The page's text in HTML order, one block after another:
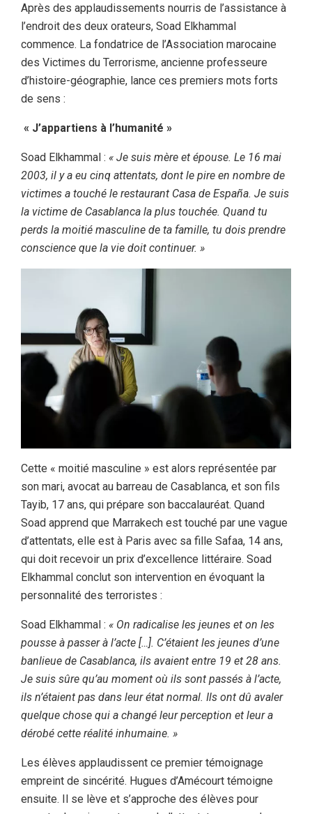
Après des applaudissements nourris de l’assistance à
l’endroit des deux orateurs, Soad Elkhammal
commence. La fondatrice de l’Association marocaine
des Victimes du Terrorisme, ancienne professeure
d’histoire-géographie, lance ces premiers mots forts
de sens :
« J’appartiens à l’humanité »
Soad Elkhammal : « Je suis mère et épouse. Le 16 mai
2003, il y a eu cinq attentats, dont le pire en nombre de
victimes a touché le restaurant Casa de España. Je suis
la victime de Casablanca la plus touchée. Quand tu
perds la moitié masculine de ta famille, tu dois prendre
conscience que la vie doit continuer. »
Cette « moitié masculine » est alors représentée par
son mari, avocat au barreau de Casablanca, et son fils
Tayib, 17 ans, qui prépare son baccalauréat. Quand
Soad apprend que Marrakech est touché par une vague
d’attentats, elle est à Paris avec sa fille Safaa, 14 ans,
qui doit recevoir un prix d’excellence littéraire. Soad
Elkhammal conclut son intervention en évoquant la
personnalité des terroristes :
Soad Elkhammal : « On radicalise les jeunes et on les
pousse à passer à l’acte […]. C’étaient les jeunes d’une
banlieue de Casablanca, ils avaient entre 19 et 28 ans.
Je suis sûre qu’au moment où ils sont passés à l’acte,
ils n’étaient pas dans leur état normal. Ils ont dû avaler
quelque chose qui a changé leur perception et leur a
dérobé cette réalité inhumaine. »
Les élèves applaudissent ce premier témoignage
empreint de sincérité. Hugues d’Amécourt témoigne
ensuite. Il se lève et s’approche des élèves pour